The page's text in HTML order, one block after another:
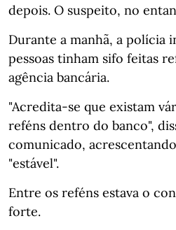
depois. O suspeito, no
Durante a manhã, a polícia
pessoas tinham sifo feitas
agência bancária.
"Acredita-se que existam
reféns dentro do banco",
comunicado,
"estável".
Entre os reféns estava o
forte.